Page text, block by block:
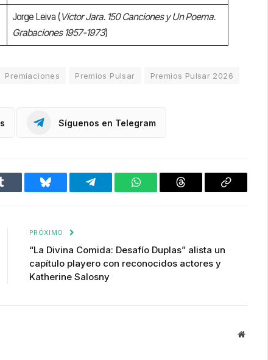
Jorge Leiva (Víctor Jara. 150 Canciones y Un Poema.
Grabaciones 1957-1973)
Premiaciones Premios Pulsar Premios Pulsar 2026
Síguenos en Telegram
Tumblr Bluesky Telegram WhatsAppThreads
Copiar
PRÓXIMO
“La Divina Comida: Desafío Duplas” alista un
capítulo playero con reconocidos actores y
Katherine Salosny
Website